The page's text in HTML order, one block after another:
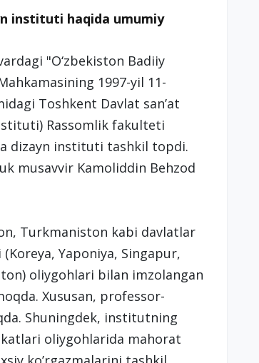
instituti haqida umumiy
"O‘zbekiston Badiiy
1997-yil 11-
Toshkent Davlat san’at
Rassomlik fakulteti
dizayn instituti tashkil topdi.
musavvir Kamoliddin Behzod
Turkmaniston kabi davlatlar
Yaponiya, Singapur,
oliygohlari bilan imzolangan
Xususan, professor-
Shuningdek, institutning
oliygohlarida mahorat